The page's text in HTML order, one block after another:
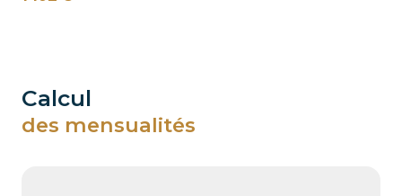
calcul
des mensualités